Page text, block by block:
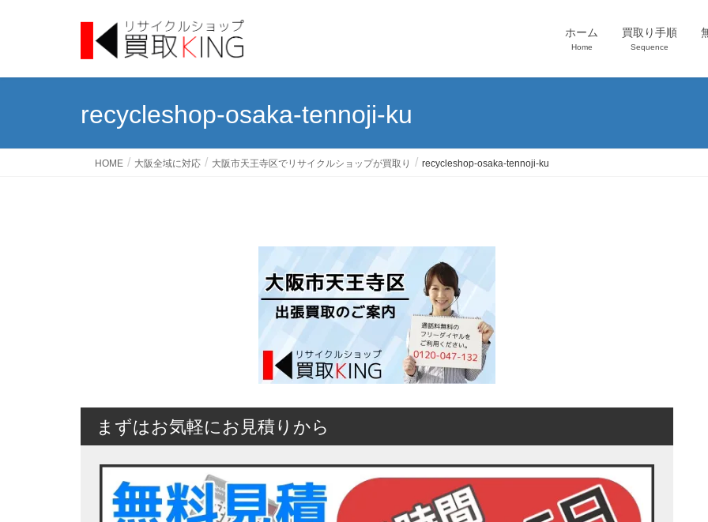
ホーム
Home
買取り手順
Sequence
recycleshop-osaka-tennoji-ku
HOME 大阪全域に対応 大阪市天王寺区でリサイクルショップが買取り recycleshop-osaka-tennoji-ku
まずはお気軽にお見積りから